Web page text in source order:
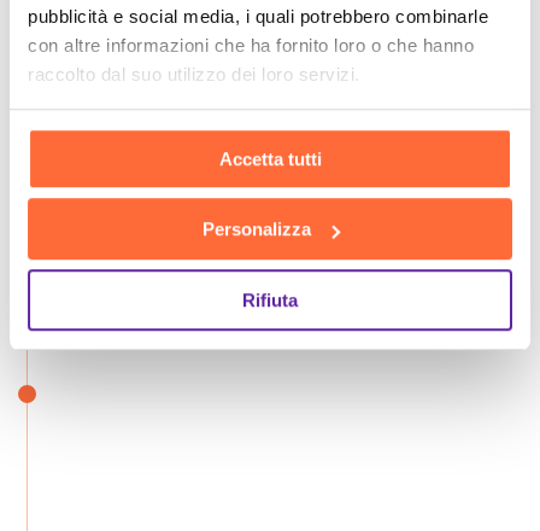
pubblicità e social media, i quali potrebbero combinarle
con altre informazioni che ha fornito loro o che hanno
raccolto dal suo utilizzo dei loro servizi.
Accetta tutti
Personalizza
Rifiuta